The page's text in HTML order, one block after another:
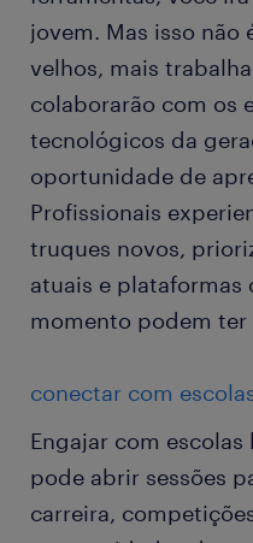
jovem. Mas isso não
velhos, mais
colaborarão com os
tecnológicos da
oportunidade de
Profissionais
truques novos,
atuais e
momento podem ter
conectar com
Engajar com
pode abrir sessões
carreira,